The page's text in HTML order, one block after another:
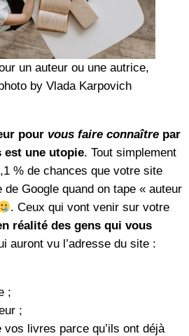
un auteur ou une autrice,
by Vlada Karpovich
pour vous faire connaître par
est une utopie. Tout simplement
% de chances que votre site
Google quand on tape « auteur
. Ceux qui vont venir sur votre
réalité des gens qui vous
auront vu l’adresse du site :
;
;
vos livres parce qu’ils ont déjà